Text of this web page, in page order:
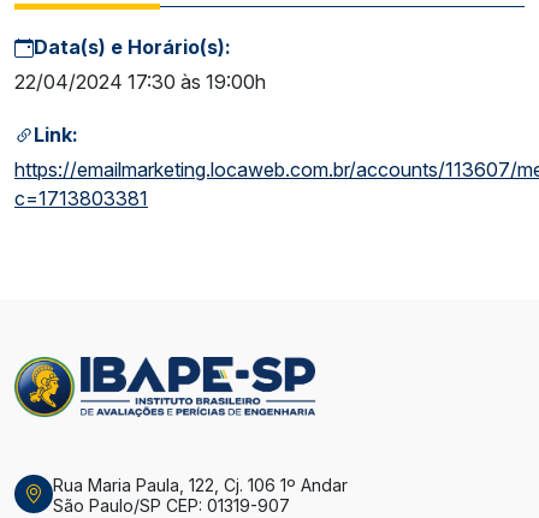
Data(s) e Horário(s):
22/04/2024 17:30 às 19:00h
Link:
https://emailmarketing.locaweb.com.br/accounts/113607/
c=1713803381
Rua Maria Paula, 122, Cj. 106 1º Andar
São Paulo/SP CEP: 01319-907